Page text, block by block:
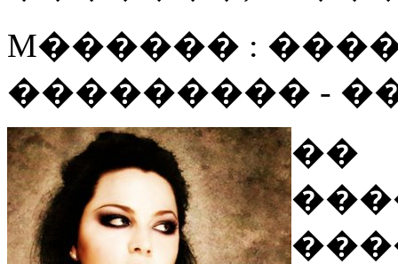
M������ :
��������� -